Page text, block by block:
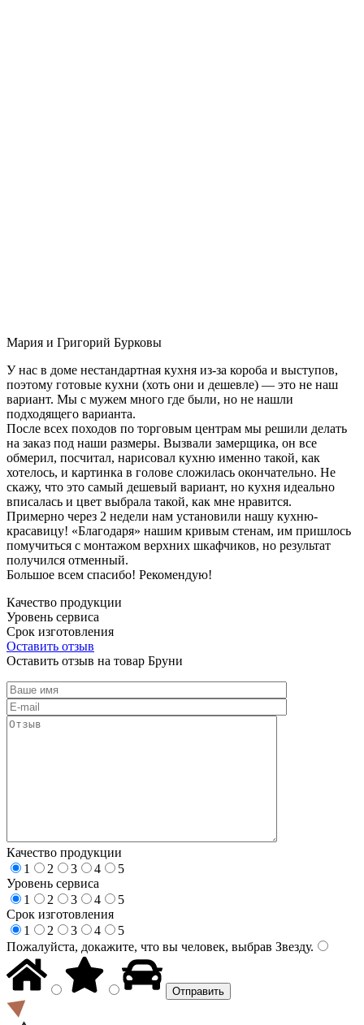
Мария и Григорий Бурковы
У нас в доме нестандартная кухня из-за короба и выступов,
поэтому готовые кухни (хоть они и дешевле) — это не наш
вариант. Мы с мужем много где были, но не нашли
подходящего варианта.
После всех походов по торговым центрам мы решили делать
на заказ под наши размеры. Вызвали замерщика, он все
обмерил, посчитал, нарисовал кухню именно такой, как
хотелось, и картинка в голове сложилась окончательно. Не
скажу, что это самый дешевый вариант, но кухня идеально
вписалась и цвет выбрала такой, как мне нравится.
Примерно через 2 недели нам установили нашу кухню-
красавицу! «Благодаря» нашим кривым стенам, им пришлось
помучиться с монтажом верхних шкафчиков, но результат
получился отменный.
Большое всем спасибо! Рекомендую!
Качество продукции
Уровень сервиса
Срок изготовления
Оставить отзыв
Оставить отзыв на товар Бруни
Качество продукции
1
2 3 4
5
Уровень сервиса
1
2 3 4
5
Срок изготовления
1
2 3 4
5
Пожалуйста, докажите, что вы человек, выбрав Звезду.